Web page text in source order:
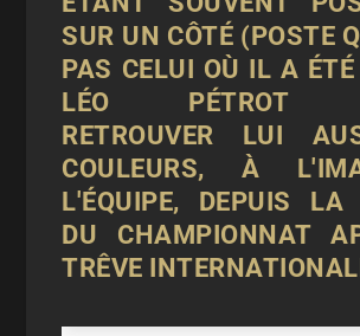
SUR UN CÔTÉ (POSTE
PAS CELUI OÙ IL A ÉTÉ
LÉO PÉTROT
RETROUVER LUI
COULEURS, À
L'ÉQUIPE, DEPUIS LA
DU CHAMPIONNAT
TRÊVE